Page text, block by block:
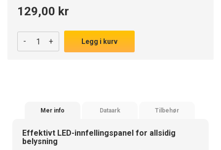
129,00 kr
- + Legg i kurv
Mer info Dataark Tilbehør
Effektivt LED-innfellingspanel for allsidig
belysning